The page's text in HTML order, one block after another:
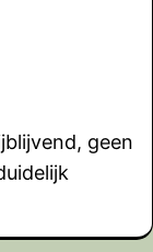
geen